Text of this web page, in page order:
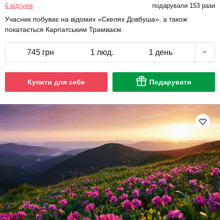
6 відгуків подарували 153 рази
Учасник побуває на відомих «Скелях Довбуша», а також
покатається Карпатським Трамваєм.
745 грн 1 люд. 1 день
Купити для себе Подарувати